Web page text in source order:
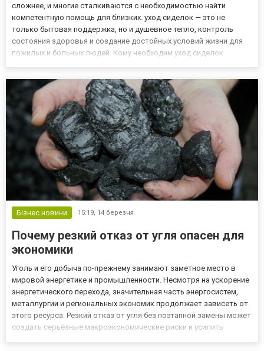
сложнее, и многие сталкиваются с необходимостью найти
компетентную помощь для близких. уход сиделок — это не
только бытовая поддержка, но и душевное тепло, контроль
состояния здоровья и создание достойных условий жизни для
пожилых и больных людей. Кому необходим уход сиделок
пациентов после операци...
Бізнес новини 15:19, 14 березня
Почему резкий отказ от угля опасен для
экономики
Уголь и его добыча по-прежнему занимают заметное место в
мировой энергетике и промышленности. Несмотря на ускорение
энергетического перехода, значительная часть энергосистем,
металлургии и региональных экономик продолжает зависеть от
этого ресурса. Резкий отказ от угля без поэтапной замены может
создать серьёзные макроэкономические риски и усилить